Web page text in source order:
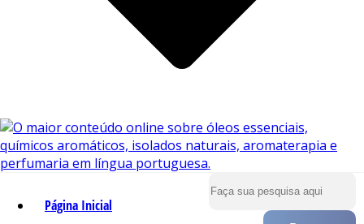
Página Inicial